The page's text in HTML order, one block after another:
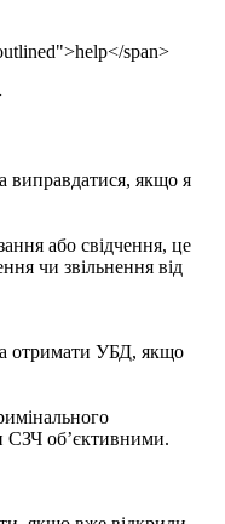
span>
якщо я
або свідчення, це
чи звільнення від
отримати УБД, якщо
СЗЧ об’єктивними.